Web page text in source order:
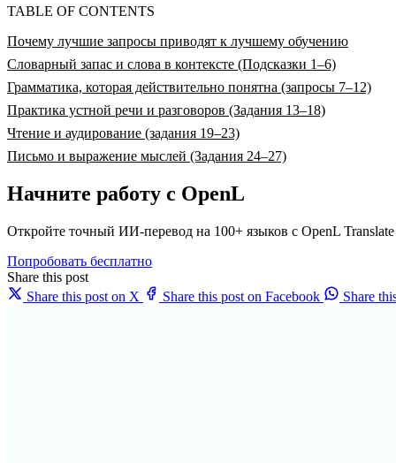
TABLE OF CONTENTS
Почему лучшие запросы приводят к лучшему обучению
Словарный запас и слова в контексте (Подсказки 1–6)
Грамматика, которая действительно понятна (запросы 7–12)
Практика устной речи и разговоров (Задания 13–18)
Чтение и аудирование (задания 19–23)
Письмо и выражение мыслей (Задания 24–27)
Начните работу с OpenL
Откройте точный ИИ-перевод на 100+ языков с OpenL Translate
Попробовать бесплатно
Share this post
Share this post on X
Share this post on Facebook Share